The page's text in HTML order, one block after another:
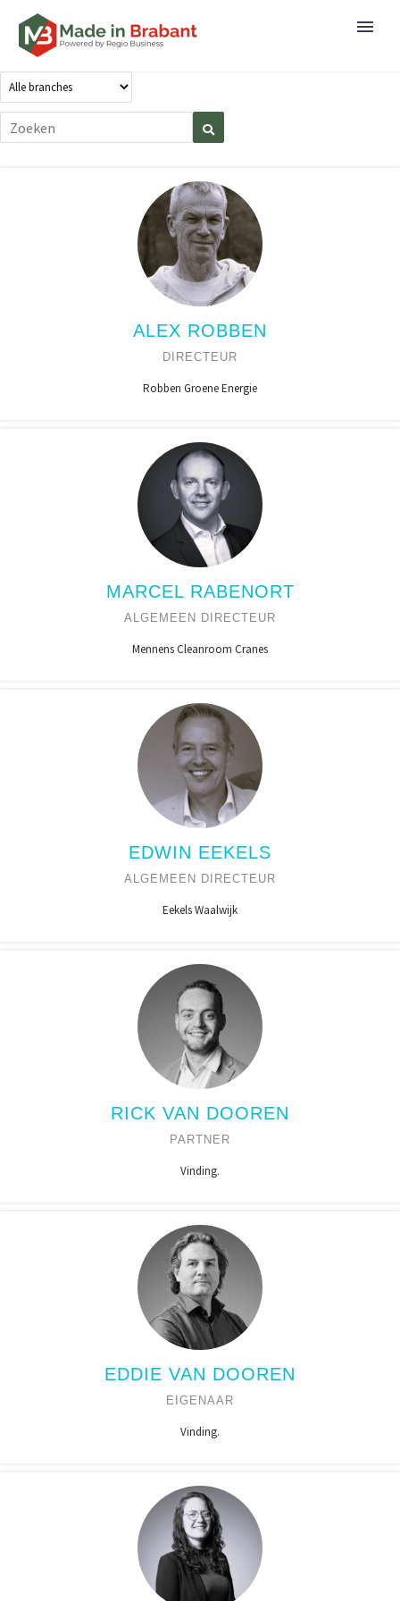
ALEX ROBBEN
DIRECTEUR
Robben Groene Energie
MARCEL RABENORT
ALGEMEEN DIRECTEUR
Mennens Cleanroom Cranes
EDWIN EEKELS
ALGEMEEN DIRECTEUR
Eekels Waalwijk
RICK VAN DOOREN
PARTNER
Vinding.
EDDIE VAN DOOREN
EIGENAAR
Vinding.